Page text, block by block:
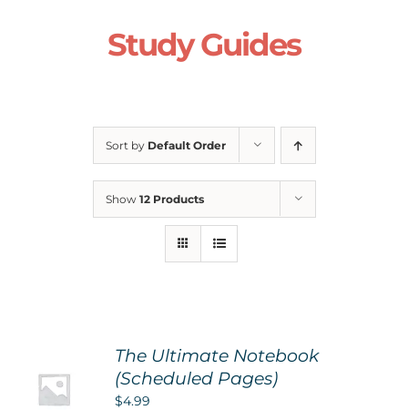
For Parents
Contact Us
Information And Policies NEW
Study Guides
Sort by Default Order
Show 12 Products
The Ultimate Notebook
(Scheduled Pages)
$4.99